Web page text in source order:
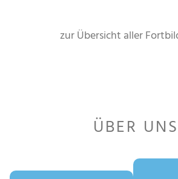
zur Übersicht aller
ÜBER UNS